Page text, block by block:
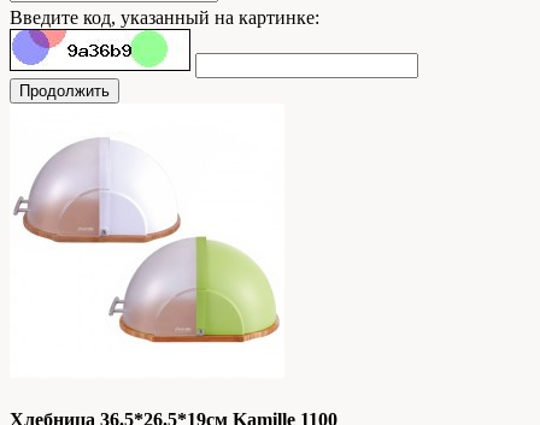
Введите код, указанный на картинке:
Продолжить
Хлебница 36.5*26.5*19см Kamille 1100